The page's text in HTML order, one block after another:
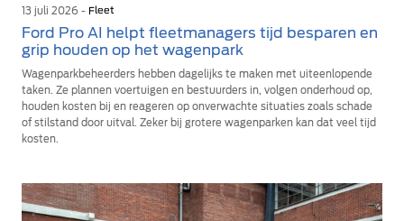
13 juli 2026 - Fleet
Ford Pro AI helpt fleetmanagers tijd besparen en
grip houden op het wagenpark
Wagenparkbeheerders hebben dagelijks te maken met uiteenlopende
taken. Ze plannen voertuigen en bestuurders in, volgen onderhoud op,
houden kosten bij en reageren op onverwachte situaties zoals schade
of stilstand door uitval. Zeker bij grotere wagenparken kan dat veel tijd
kosten.